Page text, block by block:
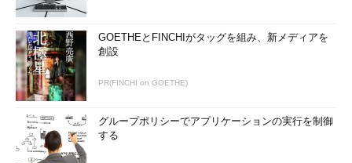
GOETHEとFINCHIがタッグを組み、新メディアを
創設
PR(FINCHI on GOETHE)
グループポリシーでアプリケーションの実行を制御
する